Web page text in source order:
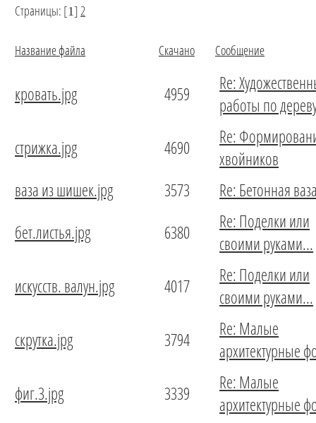
Страницы: [1] 2
Название файла Скачано Сообщение
кровать.jpg 4959
Re:
работы по
стрижка.jpg
4690
Re:
хвойников
ваза из шишек.jpg
3573
Re: Бетонная
бет.листья.jpg
6380
Re: Поделки или
своими руками...
искусств. валун.jpg
4017
Re: Поделки или
своими руками...
скрутка.jpg
3794
Re: Малые
архитектурные
фиг.3.jpg
3339
Re: Малые
архитектурные